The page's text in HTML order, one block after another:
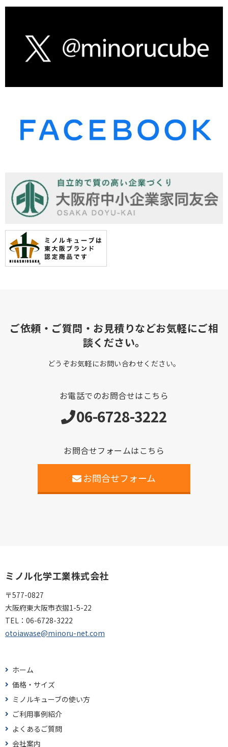
ご依頼・ご質問・お見積りなどお気軽にご相
談ください。
どうぞお気軽にお問い合わせください。
お電話でのお問合せはこちら
06-6728-3222
お問合せフォームはこちら
お問合せフォーム
ミノル化学工業株式会社
〒577-0827
大阪府東大阪市衣摺1-5-22
TEL： 06-6728-3222
otoiawase@minoru-net.com
ホーム
価格・サイズ
ミノルキューブの使い方
ご利用事例紹介
よくあるご質問
会社案内